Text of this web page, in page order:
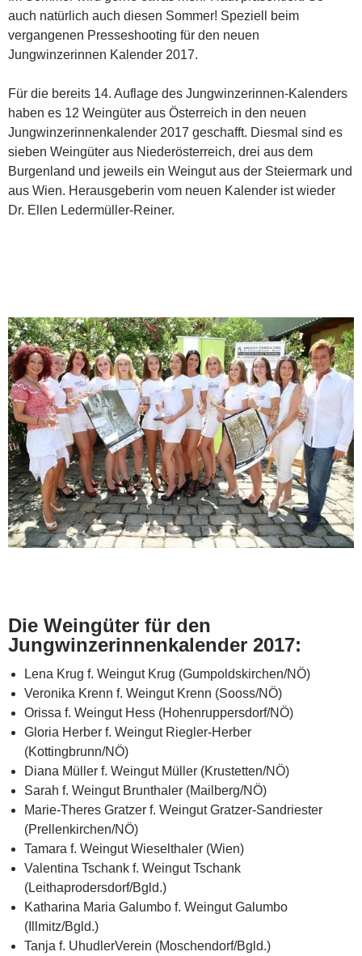
auch natürlich auch diesen Sommer! Speziell beim
vergangenen Presseshooting für den neuen
Jungwinzerinnen Kalender 2017.
Für die bereits 14. Auflage des Jungwinzerinnen-Kalenders
haben es 12 Weingüter aus Österreich in den neuen
Jungwinzerinnenkalender 2017 geschafft. Diesmal sind es
sieben Weingüter aus Niederösterreich, drei aus dem
Burgenland und jeweils ein Weingut aus der Steiermark und
aus Wien. Herausgeberin vom neuen Kalender ist wieder
Dr. Ellen Ledermüller-Reiner.
Die Weingüter für den
Jungwinzerinnenkalender 2017:
Lena Krug f. Weingut Krug (Gumpoldskirchen/NÖ)
Veronika Krenn f. Weingut Krenn (Sooss/NÖ)
Orissa f. Weingut Hess (Hohenruppersdorf/NÖ)
Gloria Herber f. Weingut Riegler-Herber
(Kottingbrunn/NÖ)
Diana Müller f. Weingut Müller (Krustetten/NÖ)
Sarah f. Weingut Brunthaler (Mailberg/NÖ)
Marie-Theres Gratzer f. Weingut Gratzer-Sandriester
(Prellenkirchen/NÖ)
Tamara f. Weingut Wieselthaler (Wien)
Valentina Tschank f. Weingut Tschank
(Leithaprodersdorf/Bgld.)
Katharina Maria Galumbo f. Weingut Galumbo
(Illmitz/Bgld.)
Tanja f. UhudlerVerein (Moschendorf/Bgld.)